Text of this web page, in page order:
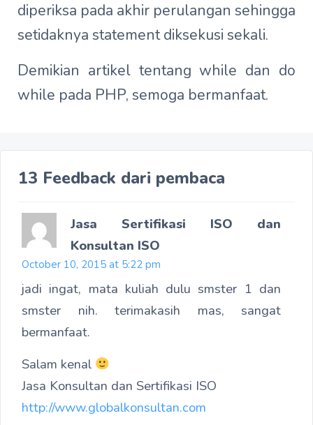
diperiksa pada akhir perulangan sehingga
setidaknya statement diksekusi sekali.
Demikian artikel tentang while dan do
while pada PHP, semoga bermanfaat.
13 Feedback dari pembaca
Jasa Sertifikasi ISO dan
Konsultan ISO
October 10, 2015 at 5:22 pm
jadi ingat, mata kuliah dulu smster 1 dan
smster nih. terimakasih mas, sangat
bermanfaat.
Salam kenal
Jasa Konsultan dan Sertifikasi ISO
http://www.globalkonsultan.com